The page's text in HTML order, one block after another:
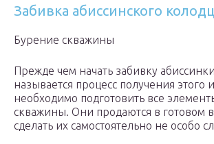
Забивка абиссинского
Бурение скважины
Прежде чем начать забивку
называется процесс получения этого
необходимо подготовить все
скважины. Они продаются в готовом
сделать их самостоятельно не особо